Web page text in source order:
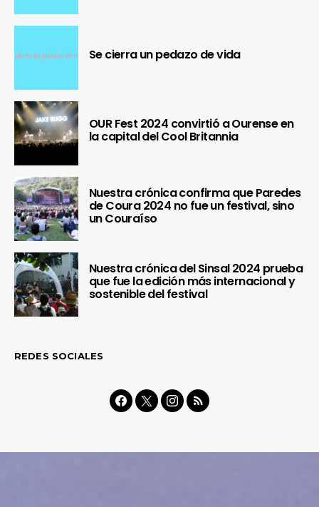
Se cierra un pedazo de vida
OUR Fest 2024 convirtió a Ourense en
la capital del Cool Britannia
Nuestra crónica confirma que Paredes
de Coura 2024 no fue un festival, sino
un Couraíso
Nuestra crónica del Sinsal 2024 prueba
que fue la edición más internacional y
sostenible del festival
REDES SOCIALES